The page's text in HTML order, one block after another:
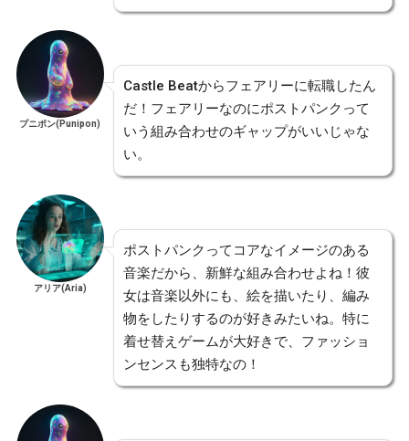
プニポン(Punipon)
Castle Beatからフェアリーに転職したん
だ！フェアリーなのにポストパンクって
いう組み合わせのギャップがいいじゃな
い。
アリア(Aria)
ポストパンクってコアなイメージのある
音楽だから、新鮮な組み合わせよね！彼
女は音楽以外にも、絵を描いたり、編み
物をしたりするのが好きみたいね。特に
着せ替えゲームが大好きで、ファッショ
ンセンスも独特なの！